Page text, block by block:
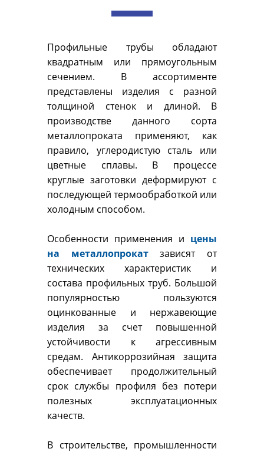
Профильные трубы обладают
квадратным или прямоугольным
сечением. В ассортименте
представлены изделия с разной
толщиной стенок и длиной. В
производстве данного сорта
металлопроката применяют, как
правило, углеродистую сталь или
цветные сплавы. В процессе
круглые заготовки деформируют с
последующей термообработкой или
холодным способом.
Особенности применения и цены
на металлопрокат
зависят от
технических характеристик и
состава профильных труб. Большой
популярностью пользуются
оцинкованные и нержавеющие
изделия за счет повышенной
устойчивости к агрессивным
средам. Антикоррозийная защита
обеспечивает продолжительный
срок службы профиля без потери
полезных эксплуатационных
качеств.
В строительстве, промышленности